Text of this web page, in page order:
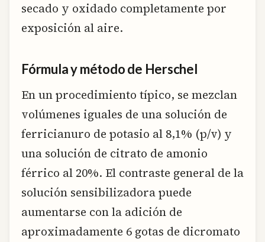
secado y oxidado completamente por
exposición al aire.
Fórmula y método de Herschel
En un procedimiento típico, se mezclan
volúmenes iguales de una solución de
ferricianuro de potasio al 8,1% (p/v) y
una solución de citrato de amonio
férrico al 20%. El contraste general de la
solución sensibilizadora puede
aumentarse con la adición de
aproximadamente 6 gotas de dicromato